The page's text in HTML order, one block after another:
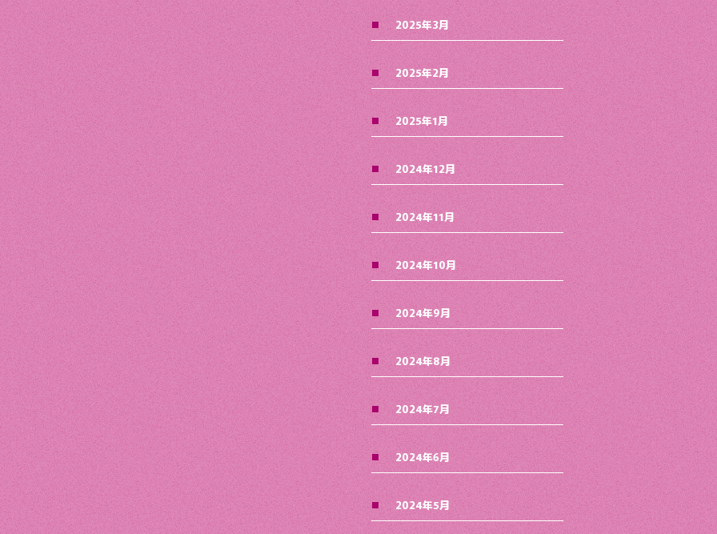
2025年3月
2025年2月
2025年1月
2024年12月
2024年11月
2024年10月
2024年9月
2024年8月
2024年7月
2024年6月
2024年5月